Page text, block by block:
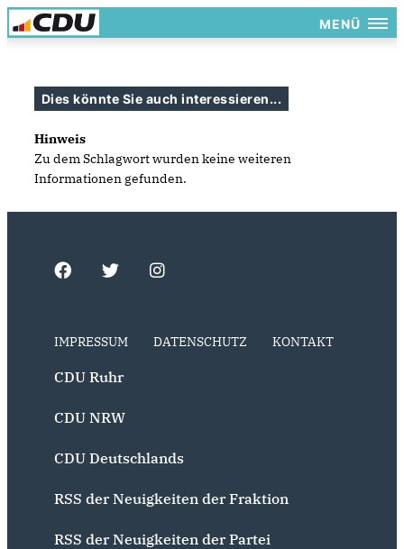
MENÜ
Dies könnte Sie auch interessieren...
Hinweis
Zu dem Schlagwort wurden keine weiteren
Informationen gefunden.
IMPRESSUM DATENSCHUTZ KONTAKT
CDU Ruhr
CDU NRW
CDU Deutschlands
RSS der Neuigkeiten der Fraktion
RSS der Neuigkeiten der Partei